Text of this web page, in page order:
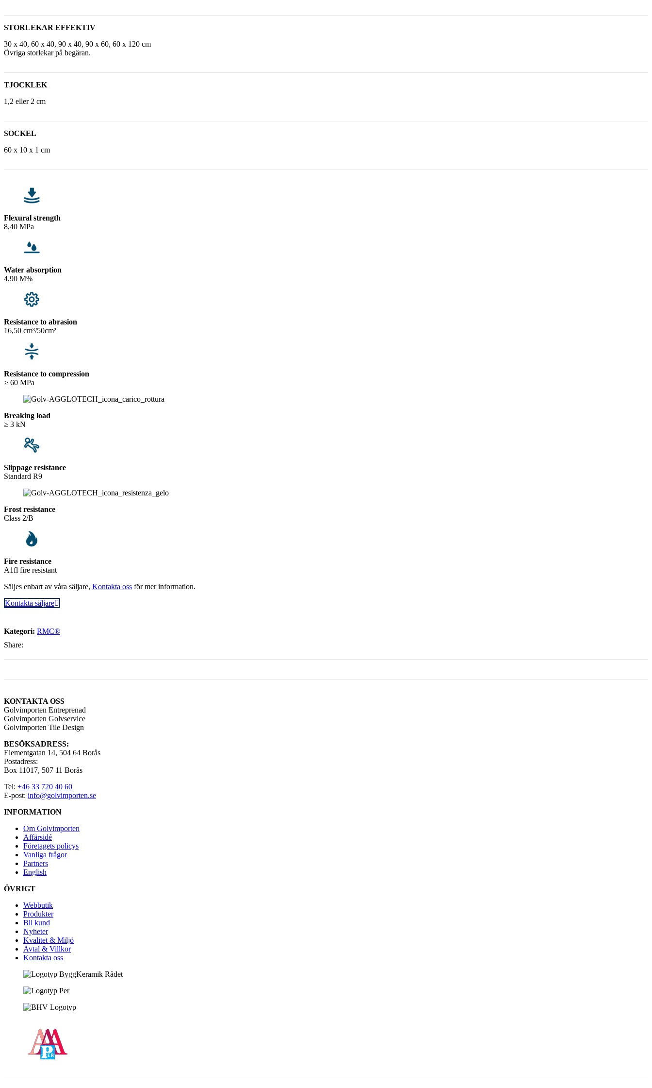
STORLEKAR EFFEKTIV
30 x 40, 60 x 40, 90 x 40, 90 x 60, 60 x 120 cm
Övriga storlekar på begäran.
TJOCKLEK
1,2 eller 2 cm
SOCKEL
60 x 10 x 1 cm
Flexural strength
8,40 MPa
Water absorption
4,90 M%
Resistance to abrasion
16,50 cm³/50cm²
Resistance to compression
≥ 60 MPa
Breaking load
≥ 3 kN
Slippage resistance
Standard R9
Frost resistance
Class 2/B
Fire resistance
A1fl fire resistant
Säljes enbart av våra säljare, Kontakta oss för mer information.
Kontakta säljare
Kategori: RMC®
Share:
KONTAKTA OSS
Golvimporten Entreprenad
Golvimporten Golvservice
Golvimporten Tile Design
BESÖKSADRESS:
Elementgatan 14, 504 64 Borås
Postadress:
Box 11017, 507 11 Borås
Tel: +46 33 720 40 60
E-post: info@golvimporten.se
INFORMATION
Om Golvimporten
Affärsidé
Företagets policys
Vanliga frågor
Partners
English
ÖVRIGT
Webbutik
Produkter
Bli kund
Nyheter
Kvalitet & Miljö
Avtal & Villkor
Kontakta oss